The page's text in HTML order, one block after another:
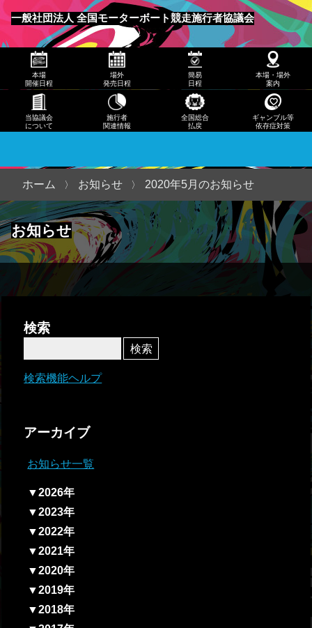
一般社団法人 全国モーターボート競走施行者協議会
メニュー
発売
日程
日程
本
場・
当協
議会
につ
いて
本場
開催日程
場外
発売日程
簡易
日程
本場・場外
案内
当協議会
について
施行者
関連情報
全国総合
払戻
ギャンブル等
依存症対策
お知らせ
ホーム お知らせ 2020年5月のお知らせ
検索
検索機能ヘルプ
アーカイブ
お知らせ一覧
▼2026年
▼2023年
▼2022年
▼2021年
▼2020年
▼2019年
▼2018年